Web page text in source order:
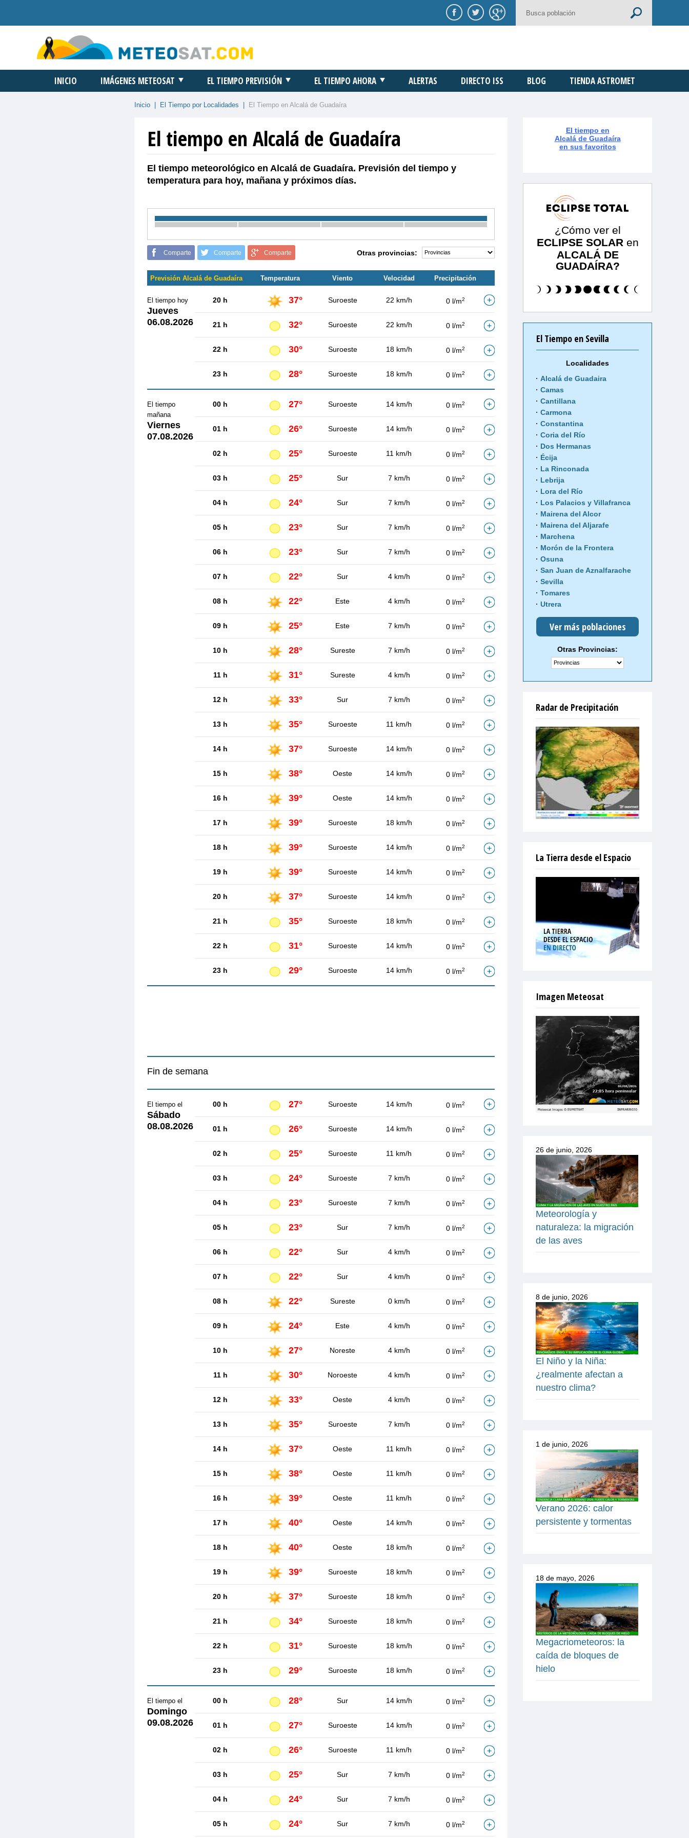
INICIO IMÁGENES METEOSAT EL TIEMPO PREVISIÓN EL TIEMPO AHORA ALERTAS DIRECTO ISS BLOG TIENDA ASTROMET
Inicio El Tiempo por Localidades El Tiempo en Alcalá de Guadaíra
El tiempo en Alcalá de Guadaíra
El tiempo meteorológico en Alcalá de Guadaíra. Previsión del tiempo y
temperatura para hoy, mañana y próximos días.
Comparte Comparte Comparte Otras provincias:
Previsión Alcalá de Guadaíra Temperatura Viento Velocidad Precipitación
El tiempo hoy
Jueves
06.08.2026
20 h 37° Suroeste 22 km/h 0 l/m2
21 h 32° Suroeste 22 km/h 0 l/m2
22 h 30° Suroeste 18 km/h 0 l/m2
23 h 28° Suroeste 18 km/h 0 l/m2
El tiempo
mañana
Viernes
07.08.2026
00 h 27° Suroeste 14 km/h 0 l/m2
01 h 26° Suroeste 14 km/h 0 l/m2
02 h 25° Suroeste 11 km/h 0 l/m2
03 h 25° Sur 7 km/h 0 l/m2
04 h 24° Sur 7 km/h 0 l/m2
05 h 23° Sur 7 km/h 0 l/m2
06 h 23° Sur 7 km/h 0 l/m2
07 h 22° Sur 4 km/h 0 l/m2
08 h 22° Este 4 km/h 0 l/m2
09 h 25° Este 7 km/h 0 l/m2
10 h 28° Sureste 7 km/h 0 l/m2
11 h 31° Sureste 4 km/h 0 l/m2
12 h 33° Sur 7 km/h 0 l/m2
13 h 35° Suroeste 11 km/h 0 l/m2
14 h 37° Suroeste 14 km/h 0 l/m2
15 h 38° Oeste 14 km/h 0 l/m2
16 h 39° Oeste 14 km/h 0 l/m2
17 h 39° Suroeste 18 km/h 0 l/m2
18 h 39° Suroeste 14 km/h 0 l/m2
19 h 39° Suroeste 14 km/h 0 l/m2
20 h 37° Suroeste 14 km/h 0 l/m2
21 h 35° Suroeste 18 km/h 0 l/m2
22 h 31° Suroeste 14 km/h 0 l/m2
23 h 29° Suroeste 14 km/h 0 l/m2
Fin de semana
El tiempo el
Sábado
08.08.2026
00 h 27° Suroeste 14 km/h 0 l/m2
01 h 26° Suroeste 14 km/h 0 l/m2
02 h 25° Suroeste 11 km/h 0 l/m2
03 h 24° Suroeste 7 km/h 0 l/m2
04 h 23° Suroeste 7 km/h 0 l/m2
05 h 23° Sur 7 km/h 0 l/m2
06 h 22° Sur 4 km/h 0 l/m2
07 h 22° Sur 4 km/h 0 l/m2
08 h 22° Sureste 0 km/h 0 l/m2
09 h 24° Este 4 km/h 0 l/m2
10 h 27° Noreste 4 km/h 0 l/m2
11 h 30° Noroeste 4 km/h 0 l/m2
12 h 33° Oeste 4 km/h 0 l/m2
13 h 35° Suroeste 7 km/h 0 l/m2
14 h 37° Oeste 11 km/h 0 l/m2
15 h 38° Oeste 11 km/h 0 l/m2
16 h 39° Oeste 11 km/h 0 l/m2
17 h 40° Oeste 14 km/h 0 l/m2
18 h 40° Oeste 18 km/h 0 l/m2
19 h 39° Suroeste 18 km/h 0 l/m2
20 h 37° Suroeste 18 km/h 0 l/m2
21 h 34° Suroeste 18 km/h 0 l/m2
22 h 31° Suroeste 18 km/h 0 l/m2
23 h 29° Suroeste 18 km/h 0 l/m2
El tiempo el
Domingo
09.08.2026
00 h 28° Sur 14 km/h 0 l/m2
01 h 27° Suroeste 14 km/h 0 l/m2
02 h 26° Suroeste 11 km/h 0 l/m2
03 h 25° Sur 7 km/h 0 l/m2
04 h 24° Sur 7 km/h 0 l/m2
05 h 24° Sur 7 km/h 0 l/m2
El tiempo en
Alcalá de Guadaíra
en sus favoritos
¿Cómo ver el
ECLIPSE SOLAR en
ALCALÁ DE
GUADAÍRA?
El Tiempo en Sevilla
Localidades
Alcalá de Guadaira
Camas
Cantillana
Carmona
Constantina
Coria del Río
Dos Hermanas
Écija
La Rinconada
Lebrija
Lora del Río
Los Palacios y Villafranca
Mairena del Alcor
Mairena del Aljarafe
Marchena
Morón de la Frontera
Osuna
San Juan de Aznalfarache
Sevilla
Tomares
Utrera
Ver más poblaciones
Otras Provincias:
Radar de Precipitación
La Tierra desde el Espacio
Imagen Meteosat
26 de junio, 2026
Meteorología y
naturaleza: la migración
de las aves
8 de junio, 2026
El Niño y la Niña:
¿realmente afectan a
nuestro clima?
1 de junio, 2026
Verano 2026: calor
persistente y tormentas
18 de mayo, 2026
Megacriometeoros: la
caída de bloques de
hielo